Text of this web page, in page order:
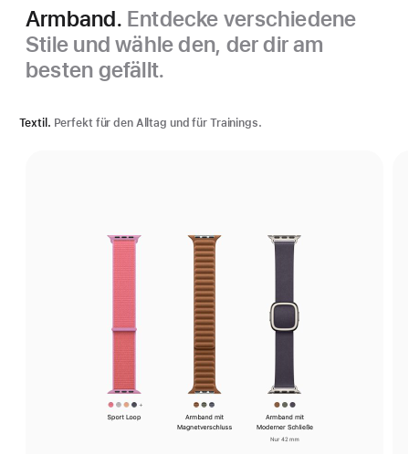
Armband. Entdecke verschiedene
Stile und wähle den, der dir am
besten gefällt.
Textil. Perfekt für den Alltag und für Trainings.